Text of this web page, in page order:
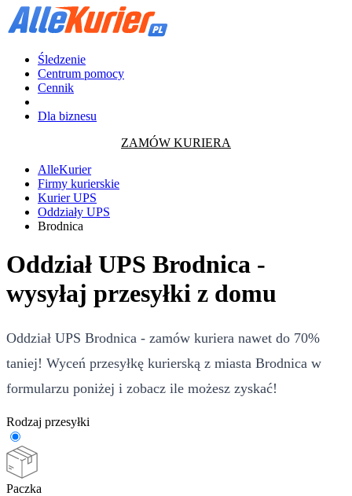
Śledzenie
Centrum pomocy
Cennik
Dla biznesu
ZAMÓW KURIERA
AlleKurier
Firmy kurierskie
Kurier UPS
Oddziały UPS
Brodnica
Oddział UPS Brodnica -
wysyłaj przesyłki z domu
Oddział UPS Brodnica - zamów kuriera nawet do 70%
taniej! Wyceń przesyłkę kurierską z miasta Brodnica w
formularzu poniżej i zobacz ile możesz zyskać!
Rodzaj przesyłki
Paczka